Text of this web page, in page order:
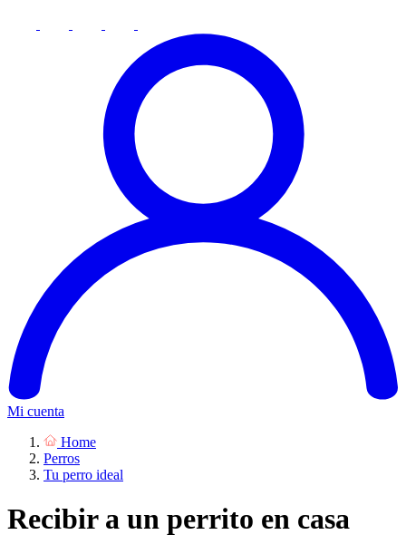
Mi cuenta
Home
Perros
Tu perro ideal
Recibir a un perrito en casa